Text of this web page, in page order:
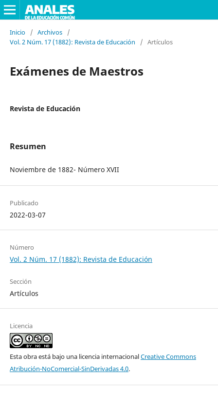
Inicio / Archivos
/
Vol. 2 Núm. 17 (1882): Revista de Educación
/ Artículos
Exámenes de Maestros
Revista de Educación
Resumen
Noviembre de 1882- Número XVII
Publicado
2022-03-07
Número
Vol. 2 Núm. 17 (1882): Revista de Educación
Sección
Artículos
Licencia
Esta obra está bajo una licencia internacionalCreative Commons
Atribución-NoComercial-SinDerivadas 4.0.